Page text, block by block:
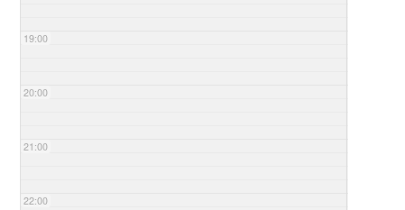
19:00
20:00
21:00
22:00